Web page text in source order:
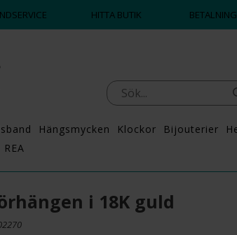
HITTA BUTIK
Hängsmycken Klockor Bijouterier
REA
i 18K guld